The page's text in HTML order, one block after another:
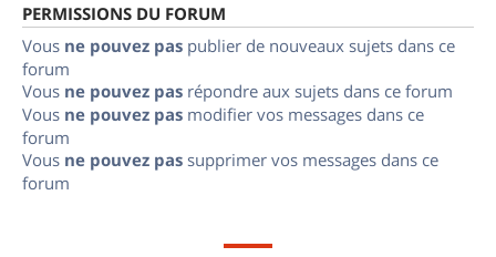
PERMISSIONS DU FORUM
Vous ne pouvez pas publier de nouveaux sujets dans ce
forum
Vous ne pouvez pas répondre aux sujets dans ce forum
Vous ne pouvez pas modifier vos messages dans ce
forum
Vous ne pouvez pas supprimer vos messages dans ce
forum